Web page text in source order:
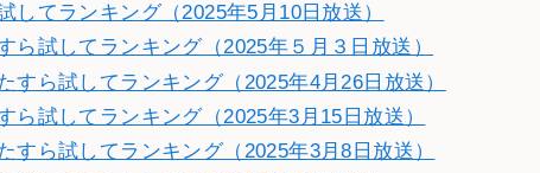
してランキング（2025年5月10日放送）
ら試してランキング（2025年５月３日放送）
すら試してランキング（2025年4月26日放送）
ら試してランキング（2025年3月15日放送）
すら試してランキング（2025年3月8日放送）